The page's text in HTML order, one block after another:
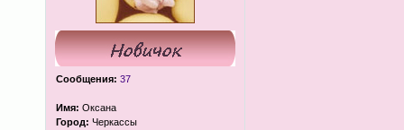
Сообщения: 37
Имя: Оксана
Город: Черкассы